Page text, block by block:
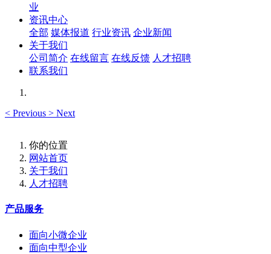
业
资讯中心
全部 媒体报道 行业资讯 企业新闻
关于我们
公司简介 在线留言 在线反馈 人才招聘
联系我们
< Previous > Next
你的位置
网站首页
关于我们
人才招聘
产品服务
面向小微企业
面向中型企业